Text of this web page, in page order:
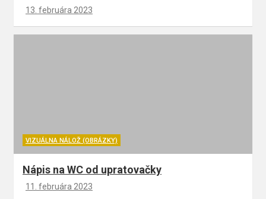
13. februára 2023
VIZUÁLNA NÁLOŽ (OBRÁZKY)
Nápis na WC od upratovačky
11. februára 2023